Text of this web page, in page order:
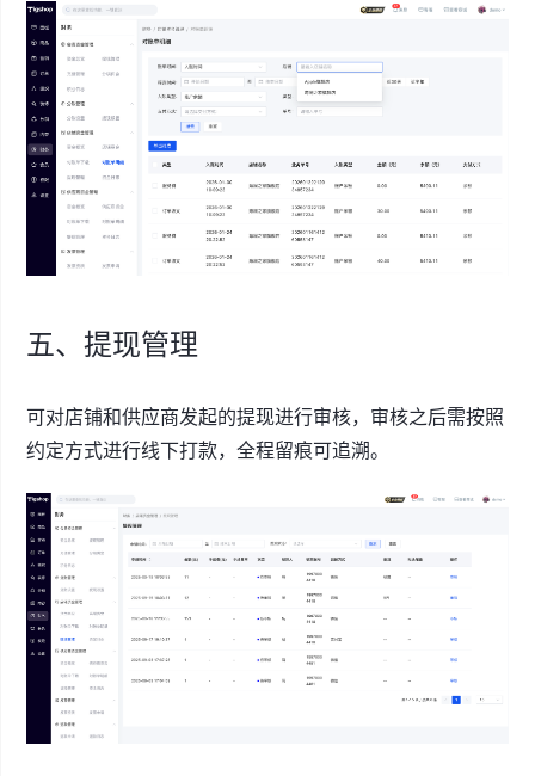
五、提现管理
可对店铺和供应商发起的提现进行审核，审核之后需按照
约定方式进行线下打款，全程留痕可追溯。